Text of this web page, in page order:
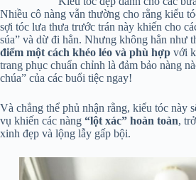
Nhiều cô nàng vẫn thường cho rằng kiểu
sợi tóc lưa thưa trước trán này khiến cho
súa” và dừ đi hẳn. Nhưng không hẳn như
điểm một cách khéo léo và phù hợp với
trang phục chuẩn chỉnh là đảm bảo nàng
chúa” của các buổi tiệc ngay!
Và chẳng thể phủ nhận rằng, kiểu tóc này
vụ khiến các nàng “lột xác” hoàn toàn,
xinh đẹp và lộng lẫy gấp bội.